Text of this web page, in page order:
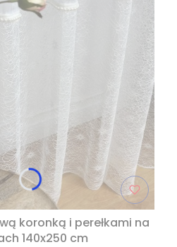
koronką i perełkami na
140x250 cm